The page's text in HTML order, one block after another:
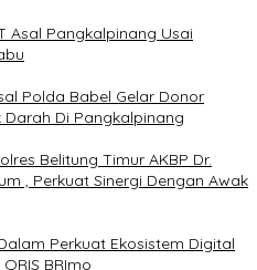
Asal Pangkalpinang Usai
Polda Babel Gelar Donor
Darah Di Pangkalpinang
Belitung Timur AKBP Dr.
, Perkuat Sinergi Dengan Awak
Perkuat Ekosistem Digital
BRImo